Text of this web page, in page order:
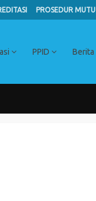
PROSEDUR MUTU
PPID Berita